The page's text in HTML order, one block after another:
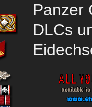
Panzer
DLCs